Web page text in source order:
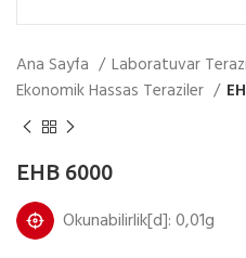
Ana Sayfa
Laboratuvar
Ekonomik Hassas Teraziler
EHB 6000
Okunabilirlik[d]: 0,01g